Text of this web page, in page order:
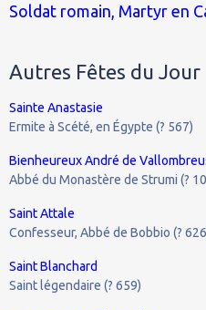
Soldat romain, Martyr en
Autres Fêtes du Jour
Sainte Anastasie
Ermite à Scété, en Égypte (? 567)
Bienheureux André de
Abbé du Monastère de Strumi (?
Saint Attale
Confesseur, Abbé de Bobbio (?
Saint Blanchard
Saint légendaire (? 659)